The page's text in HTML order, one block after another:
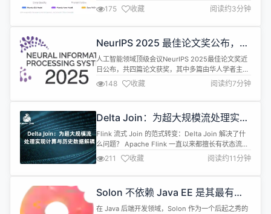
合度等多个维度相较前序版本实现显著提升。 在响应
速度、系统稳定性和推理效率方面也得到大幅增强，
为创作者带来更轻量、更流畅、面向大规模使用的实
MusiCoT细粒度音乐建模体系：从旋律、和声、节
奏、编曲...
175 收藏 阅读约3分钟
NeurIPS 2025 最佳论文奖公布，中
国研究者贡献突出
人工智能领域顶级会议NeurIPS 2025最佳论文奖近
日公布，共四篇论文获奖，其中多篇由华人学者主
导。获奖工作涵盖语言模型多样性、大模型注意力机
制、深度强化学习及扩散模型理论。 其中包括 Liwei
Jiang 等提出的《Artificial Hivemind》，揭示大模
巴巴Qwen团队的《Gate...
148 收藏 阅读约7分钟
Delta Join：为超大规模流处理实现
计算与历史数据解耦
Flink 流式 Join 的范式转变：Delta Join 解决了什
么问题？ Apache Flink 一直以来都擅长有状态流处
理，但传统流式 Join 在面对海量数据和高基数 Key
时却遇到了瓶颈。问题在于为了保证正确性，你必须
将所有历史数据永久保存在 Flink 状态中------这显
这...
211 收藏 阅读约11分钟
Solon 不依赖 Java EE 是其最有价
值的设计！
在 Java 后端开发领域，Solon 作为一个后起之秀的